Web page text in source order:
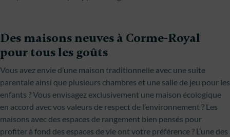
Des maisons neuves à Corme-Royal
pour tous les goûts
Vous avez envie d’une maison traditionnelle avec une suite
parentale ainsi que plusieurs chambres et une salle de jeu pour les
enfants ? Vous envisagez exclusivement une maison écologique
en accord avec vos valeurs de respect de l’environnement ? Les
maisons avec des espaces de rangement bien pensés pour
profiter à fond des espaces de vie ont votre préférence ? L’une des